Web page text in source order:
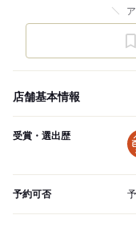
店舗基本情報
受賞・選出歴
予約可否